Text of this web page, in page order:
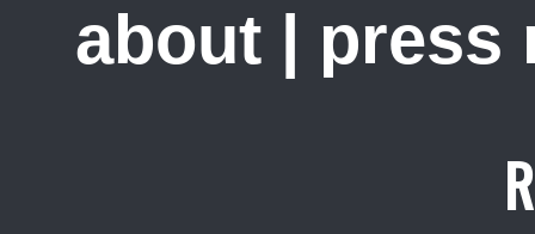
about | press